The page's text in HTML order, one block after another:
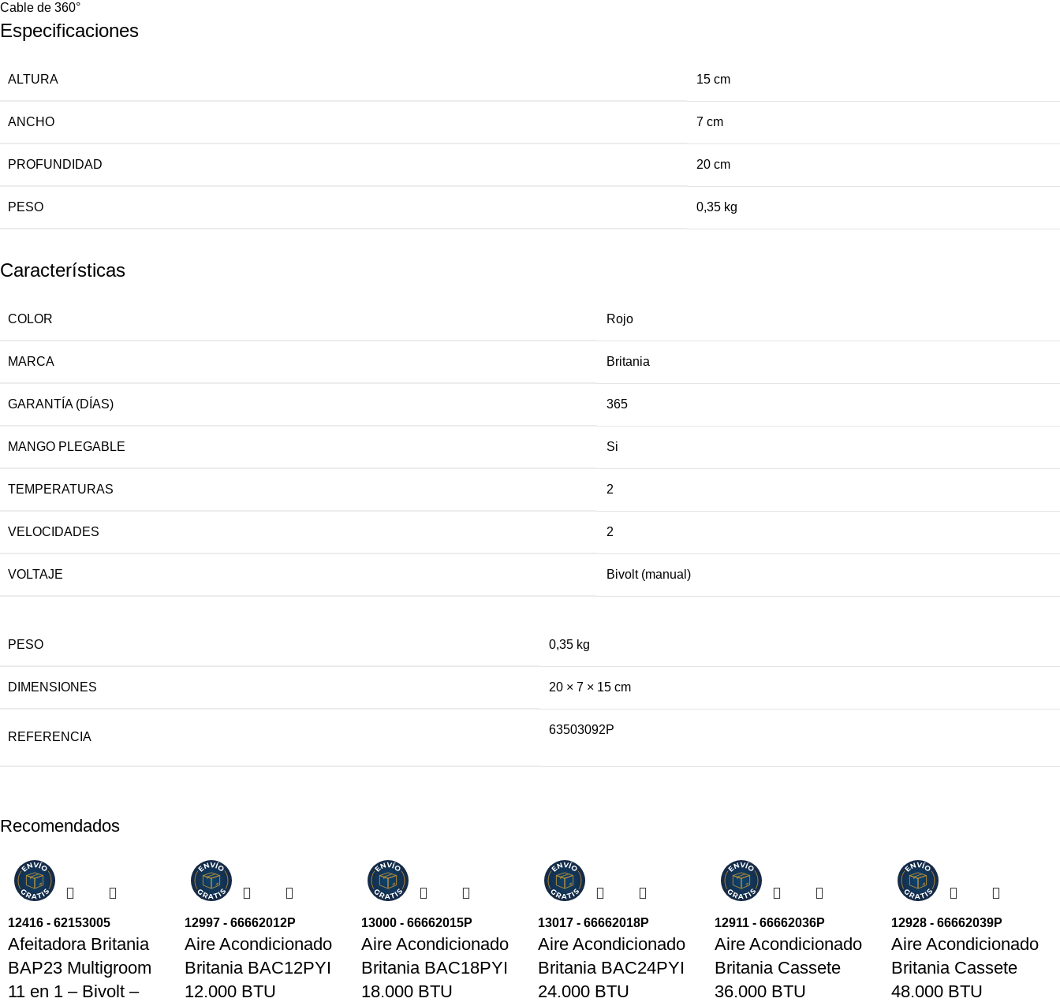
Cable de 360°
Especificaciones
ALTURA 15 cm
ANCHO 7 cm
PROFUNDIDAD 20 cm
PESO 0,35 kg
Características
COLOR Rojo
MARCA Britania
GARANTÍA (DÍAS) 365
MANGO PLEGABLE Si
TEMPERATURAS 2
VELOCIDADES 2
VOLTAJE Bivolt (manual)
PESO 0,35 kg
DIMENSIONES 20 × 7 × 15 cm
REFERENCIA
63503092P
Recomendados
12416 - 62153005
Afeitadora Britania
BAP23 Multigroom
11 en 1 – Bivolt –
12997 - 66662012P
Aire Acondicionado
Britania BAC12PYI
12.000 BTU
13000 - 66662015P
Aire Acondicionado
Britania BAC18PYI
18.000 BTU
13017 - 66662018P
Aire Acondicionado
Britania BAC24PYI
24.000 BTU
12911 - 66662036P
Aire Acondicionado
Britania Cassete
36.000 BTU
12928 - 66662039P
Aire Acondicionado
Britania Cassete
48.000 BTU